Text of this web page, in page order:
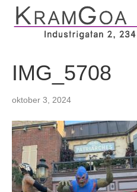
IMG_5708
oktober 3, 2024